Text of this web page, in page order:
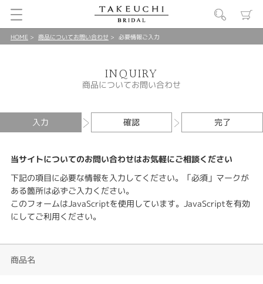
HOME 商品についてお問い合わせ 必要情報ご入力
INQUIRY
商品についてお問い合わせ
入力 確認 完了
当サイトについてのお問い合わせはお気軽にご相談ください
下記の項目に必要な情報を入力してください。「必須」マークが
ある箇所は必ずご入力ください。
このフォームはJavaScriptを使用しています。JavaScriptを有効
にしてご利用ください。
商品名